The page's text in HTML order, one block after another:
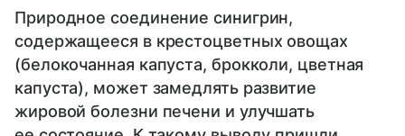
Природное соединение синигрин,
содержащееся в крестоцветных овощах
(белокочанная капуста, брокколи, цветная
капуста), может замедлять развитие
жировой болезни печени и улучшать